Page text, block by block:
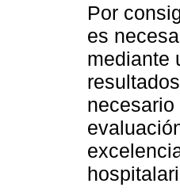
Por
es
mediante